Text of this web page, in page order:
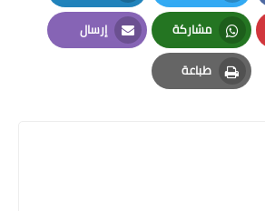
Twitter
LinkedIn
مشاركة
Whatsapp
إرسال
Email
طباعة
Print